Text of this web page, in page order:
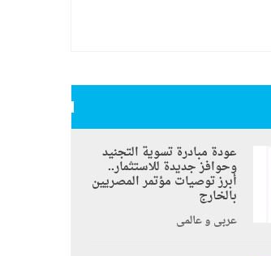
عودة مبادرة تسوية التجنيد
وحوافز جديدة للاستثمار..
أبرز توصيات مؤتمر المصريين
بالخارج
عربي و عالمي